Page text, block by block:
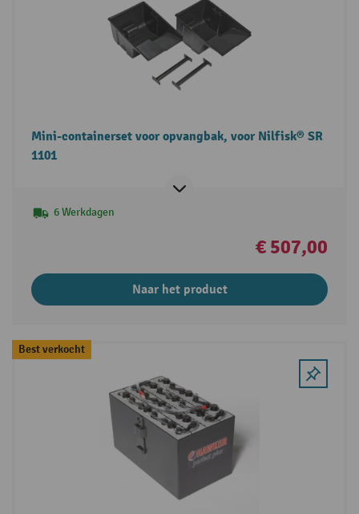
Mini-containerset voor opvangbak, voor Nilfisk® SR
1101
6 Werkdagen
€ 507,00
Naar het product
Best verkocht